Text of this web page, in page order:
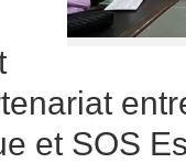
et SOS